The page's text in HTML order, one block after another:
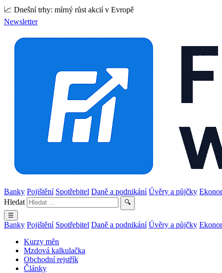
📈 Dnešní trhy: mírný růst akcií v Evropě
Newsletter
Banky Pojištění Spotřebitel Daně a podnikání Úvěry a půjčky
Hledat
🔍
☰
Banky Pojištění Spotřebitel Daně a podnikání Úvěry a půjčky
Kurzy měn
Mzdová kalkulačka
Obchodní rejstřík
Články